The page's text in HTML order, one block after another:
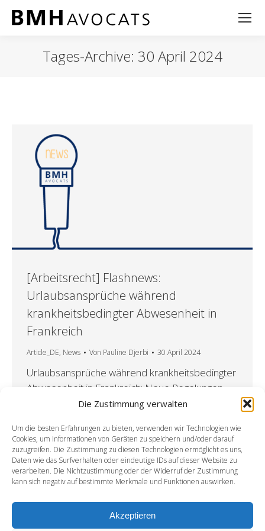
Die Zustimmung verwalten
Um die besten Erfahrungen zu bieten, verwenden wir Technologien wie
Cookies, um Informationen von Geräten zu speichern und/oder darauf
zuzugreifen. Die Zustimmung zu diesen Technologien ermöglicht es uns,
Daten wie das Surfverhalten oder eindeutige IDs auf dieser Website zu
verarbeiten. Die Nichtzustimmung oder der Widerruf der Zustimmung
kann sich negativ auf bestimmte Merkmale und Funktionen auswirken.
Akzeptieren
Tages-Archive: 30 April 2024
[Arbeitsrecht] Flashnews:
Urlaubsansprüche während
krankheitsbedingter Abwesenheit in
Frankreich
Article_DE, News Von Pauline Djerbi 30 April 2024
Urlaubsansprüche während krankheitsbedingter
Abwesenheit in Frankreich: Neue Regelungen
aufgrund des Gesetzes vom 23. April 2024 Am
den Erwerb von Urlaubsansprüchen während
krankheitsbedingter Abwesenheiten regelt. Das
neue Gesetz passt sich an das EU-Recht an und
sieht nun vor, dass Arbeitnehmer, die wegen